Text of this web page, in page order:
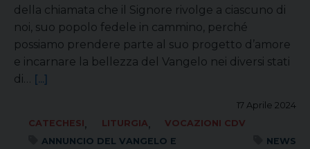
della chiamata che il Signore rivolge a ciascuno di
noi, suo popolo fedele in cammino, perché
possiamo prendere parte al suo progetto d’amore
e incarnare la bellezza del Vangelo nei diversi stati
di… [...]
17 Aprile 2024
CATECHESI, LITURGIA,
VOCAZIONI CDV
ANNUNCIO DEL VANGELO E
NEWS